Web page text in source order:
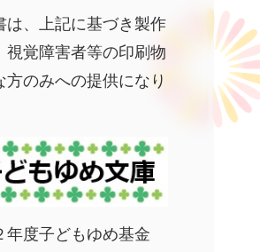
は、上記に基づき製作
視覚障害者等の印刷物
方のみへの提供になり
年度子どもゆめ基金